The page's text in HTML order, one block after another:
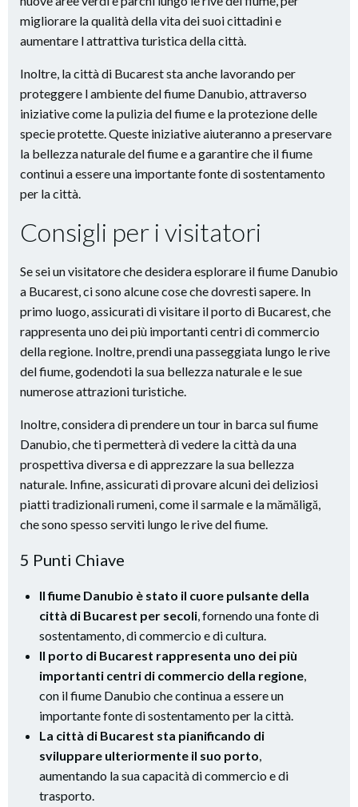
migliorare la qualità della vita dei suoi cittadini e
aumentare l attrattiva turistica della città.
Inoltre, la città di Bucarest sta anche lavorando per
proteggere l ambiente del fiume Danubio, attraverso
iniziative come la pulizia del fiume e la protezione delle
specie protette. Queste iniziative aiuteranno a preservare
la bellezza naturale del fiume e a garantire che il fiume
continui a essere una importante fonte di sostentamento
per la città.
Consigli per i visitatori
Se sei un visitatore che desidera esplorare il fiume Danubio
a Bucarest, ci sono alcune cose che dovresti sapere. In
primo luogo, assicurati di visitare il porto di Bucarest, che
rappresenta uno dei più importanti centri di commercio
della regione. Inoltre, prendi una passeggiata lungo le rive
del fiume, godendoti la sua bellezza naturale e le sue
numerose attrazioni turistiche.
Inoltre, considera di prendere un tour in barca sul fiume
Danubio, che ti permetterà di vedere la città da una
prospettiva diversa e di apprezzare la sua bellezza
naturale. Infine, assicurati di provare alcuni dei deliziosi
piatti tradizionali rumeni, come il sarmale e la mămăligă,
che sono spesso serviti lungo le rive del fiume.
5 Punti Chiave
Il fiume Danubio è stato il cuore pulsante della
città di Bucarest per secoli, fornendo una fonte di
sostentamento, di commercio e di cultura.
Il porto di Bucarest rappresenta uno dei più
importanti centri di commercio della regione,
con il fiume Danubio che continua a essere un
importante fonte di sostentamento per la città.
La città di Bucarest sta pianificando di
sviluppare ulteriormente il suo porto,
aumentando la sua capacità di commercio e di
trasporto.